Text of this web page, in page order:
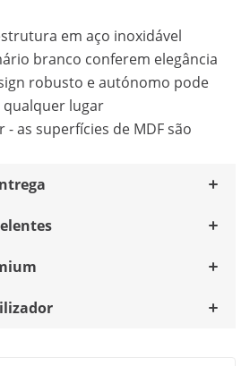
em aço inoxidável
branco conferem elegância
robusto e autónomo pode
lugar
- as superfícies de MDF são